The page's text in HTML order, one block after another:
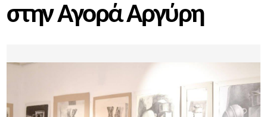
στην Αγορά Αργύρη